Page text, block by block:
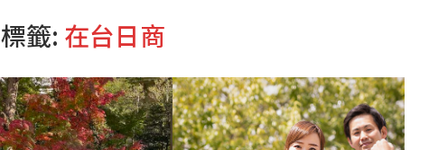
標籤: 在台日商